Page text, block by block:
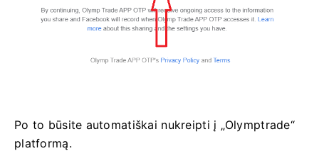
Po to būsite automatiškai nukreipti į „Olymptrade“
platformą.